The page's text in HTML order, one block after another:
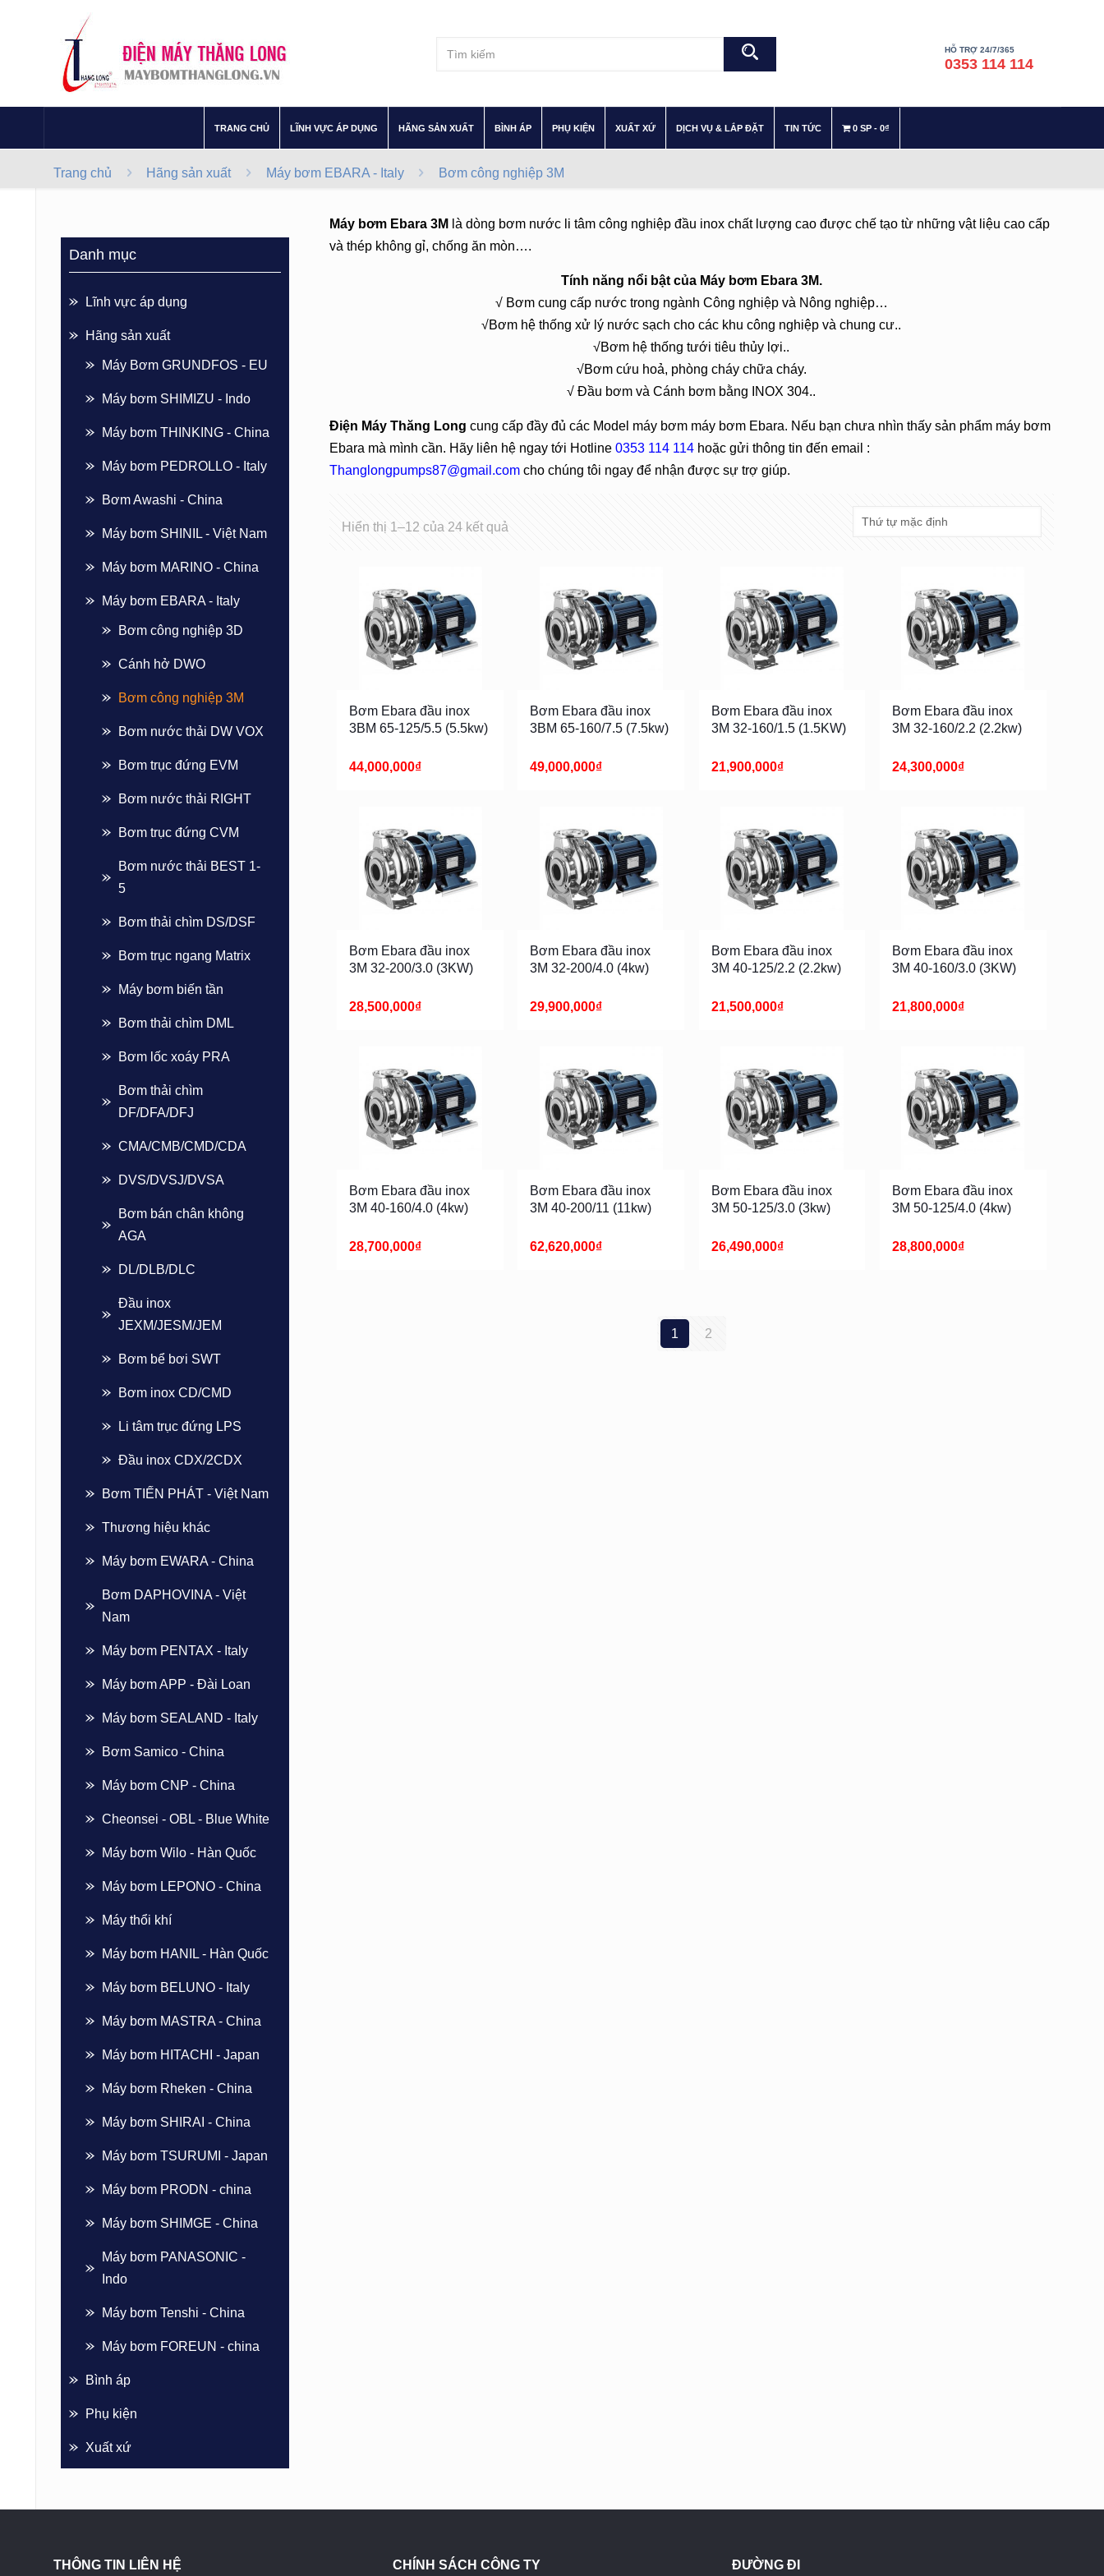
HỖ TRỢ 24/7/365
0353 114 114
TRANG CHỦ LĨNH VỰC ÁP DỤNG HÃNG SẢN XUẤT BÌNH ÁP PHỤ KIỆN XUẤT XỨ– DỊCH VỤ & LẮP ĐẶT TIN TỨC 0 SP 0₫
Trang chủ Hãng sản xuất Máy bơm EBARA - Italy Bơm công nghiệp 3M
Máy bơm Ebara 3M là dòng bơm nước li tâm công nghiệp đầu inox chất lượng cao được chế tạo từ những vật liệu cao cấp
và thép không gỉ, chống ăn mòn….
Tính năng nổi bật của Máy bơm Ebara 3M.
√ Bơm cung cấp nước trong ngành Công nghiệp và Nông nghiệp…
√Bơm hệ thống xử lý nước sạch cho các khu công nghiệp và chung cư..
√Bơm hệ thống tưới tiêu thủy lợi..
√Bơm cứu hoả, phòng cháy chữa cháy.
√ Đầu bơm và Cánh bơm bằng INOX 304..
Điện Máy Thăng Long cung cấp đầy đủ các Model máy bơm máy bơm Ebara. Nếu bạn chưa nhìn thấy sản phẩm máy bơm
Ebara mà mình cần. Hãy liên hệ ngay tới Hotline0353 114 114 hoặc gửi thông tin đến email :
Thanglongpumps87@gmail.com cho chúng tôi ngay để nhận được sự trợ giúp.
Hiển thị 1–12 của 24 kết quả
Bơm Ebara đầu inox
3BM 65-125/5.5 (5.5kw)
44,000,000₫
Bơm Ebara đầu inox
3BM 65-160/7.5 (7.5kw)
49,000,000₫
Bơm Ebara đầu inox
3M 32-160/1.5 (1.5KW)
21,900,000₫
Bơm Ebara đầu inox
3M 32-160/2.2 (2.2kw)
24,300,000₫
Bơm Ebara đầu inox
3M 32-200/3.0 (3KW)
28,500,000₫
Bơm Ebara đầu inox
3M 32-200/4.0 (4kw)
29,900,000₫
Bơm Ebara đầu inox
3M 40-125/2.2 (2.2kw)
21,500,000₫
Bơm Ebara đầu inox
3M 40-160/3.0 (3KW)
21,800,000₫
Bơm Ebara đầu inox
3M 40-160/4.0 (4kw)
28,700,000₫
Bơm Ebara đầu inox
3M 40-200/11 (11kw)
62,620,000₫
Bơm Ebara đầu inox
3M 50-125/3.0 (3kw)
26,490,000₫
Bơm Ebara đầu inox
3M 50-125/4.0 (4kw)
28,800,000₫
1 2
Danh mục
Lĩnh vực áp dụng
Hãng sản xuất
Máy Bơm GRUNDFOS - EU
Máy bơm SHIMIZU - Indo
Máy bơm THINKING - China
Máy bơm PEDROLLO - Italy
Bơm Awashi - China
Máy bơm SHINIL - Việt Nam
Máy bơm MARINO - China
Máy bơm EBARA - Italy
Bơm công nghiệp 3D
Cánh hở DWO
Bơm công nghiệp 3M
Bơm nước thải DW VOX
Bơm trục đứng EVM
Bơm nước thải RIGHT
Bơm trục đứng CVM
Bơm nước thải BEST 1-
5
Bơm thải chìm DS/DSF
Bơm trục ngang Matrix
Máy bơm biến tần
Bơm thải chìm DML
Bơm lốc xoáy PRA
Bơm thải chìm
DF/DFA/DFJ
CMA/CMB/CMD/CDA
DVS/DVSJ/DVSA
Bơm bán chân không
AGA
DL/DLB/DLC
Đầu inox
JEXM/JESM/JEM
Bơm bể bơi SWT
Bơm inox CD/CMD
Li tâm trục đứng LPS
Đầu inox CDX/2CDX
Bơm TIẾN PHÁT - Việt Nam
Thương hiệu khác
Máy bơm EWARA - China
Bơm DAPHOVINA - Việt
Nam
Máy bơm PENTAX - Italy
Máy bơm APP - Đài Loan
Máy bơm SEALAND - Italy
Bơm Samico - China
Máy bơm CNP - China
Cheonsei - OBL - Blue White
Máy bơm Wilo - Hàn Quốc
Máy bơm LEPONO - China
Máy thổi khí
Máy bơm HANIL - Hàn Quốc
Máy bơm BELUNO - Italy
Máy bơm MASTRA - China
Máy bơm HITACHI - Japan
Máy bơm Rheken - China
Máy bơm SHIRAI - China
Máy bơm TSURUMI - Japan
Máy bơm PRODN - china
Máy bơm SHIMGE - China
Máy bơm PANASONIC -
Indo
Máy bơm Tenshi - China
Máy bơm FOREUN - china
Bình áp
Phụ kiện
Xuất xứ
THÔNG TIN LIÊN HỆ CHÍNH SÁCH CÔNG TY ĐƯỜNG ĐI